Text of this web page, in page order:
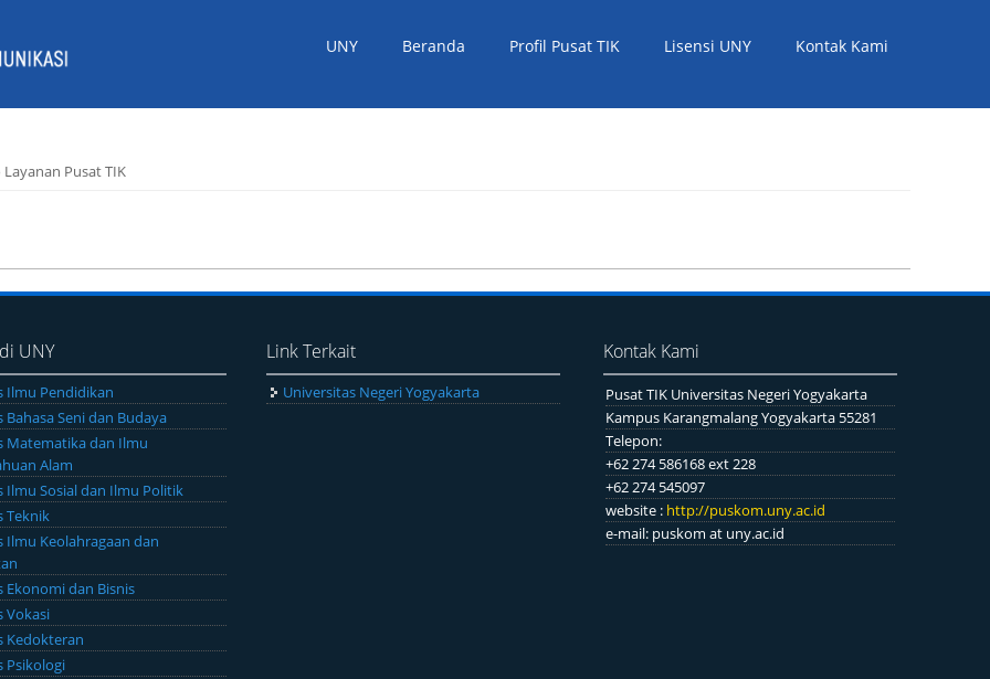
UNY Beranda Profil Pusat TIK Lisensi UNY Kontak Kami
Pusat TIK
UNY
Ilmu Pendidikan
Bahasa Seni dan Budaya
Matematika dan Ilmu
Alam
Ilmu Sosial dan Ilmu Politik
Teknik
Ilmu Keolahragaan dan
Ekonomi dan Bisnis
Vokasi
Kedokteran
Psikologi
Link Terkait
Universitas Negeri Yogyakarta
Kontak Kami
Pusat TIK Universitas Negeri Yogyakarta
Kampus Karangmalang Yogyakarta 55281
Telepon:
+62 274 586168 ext 228
+62 274 545097
website : http://puskom.uny.ac.id
e-mail: puskom at uny.ac.id